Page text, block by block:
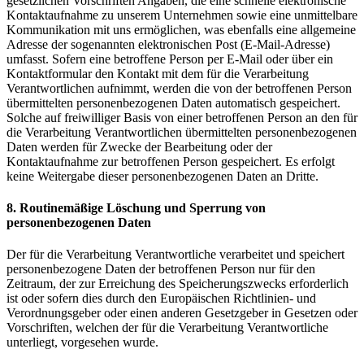
Kontaktaufnahme zu unserem Unternehmen sowie eine unmittelbare
Kommunikation mit uns ermöglichen, was ebenfalls eine allgemeine
Adresse der sogenannten elektronischen Post (E-Mail-Adresse)
umfasst. Sofern eine betroffene Person per E-Mail oder über ein
Kontaktformular den Kontakt mit dem für die Verarbeitung
Verantwortlichen aufnimmt, werden die von der betroffenen Person
übermittelten personenbezogenen Daten automatisch gespeichert.
Solche auf freiwilliger Basis von einer betroffenen Person an den für
die Verarbeitung Verantwortlichen übermittelten personenbezogenen
Daten werden für Zwecke der Bearbeitung oder der
Kontaktaufnahme zur betroffenen Person gespeichert. Es erfolgt
keine Weitergabe dieser personenbezogenen Daten an Dritte.
8. Routinemäßige Löschung und Sperrung von
personenbezogenen Daten
Der für die Verarbeitung Verantwortliche verarbeitet und speichert
personenbezogene Daten der betroffenen Person nur für den
Zeitraum, der zur Erreichung des Speicherungszwecks erforderlich
ist oder sofern dies durch den Europäischen Richtlinien- und
Verordnungsgeber oder einen anderen Gesetzgeber in Gesetzen oder
Vorschriften, welchen der für die Verarbeitung Verantwortliche
unterliegt, vorgesehen wurde.